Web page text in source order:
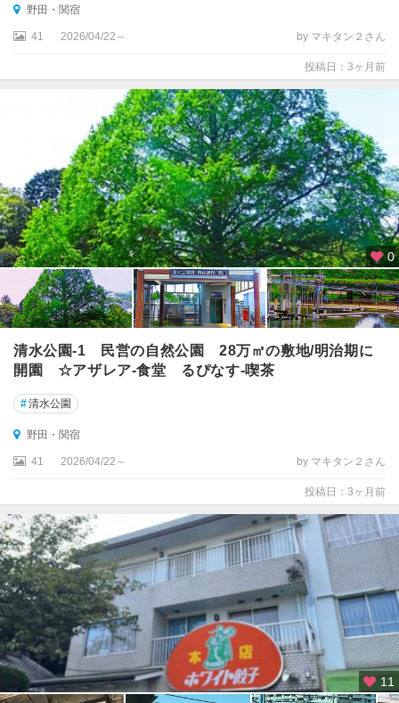
野田・関宿
41 2026/04/22～ by マキタン２さん
投稿日：3ヶ月前
0
清水公園‐1 民営の自然公園 28万㎡の敷地/明治期に
開園 ☆アザレア‐食堂 るぴなす‐喫茶
#清水公園
野田・関宿
41 2026/04/22～ by マキタン２さん
投稿日：3ヶ月前
11